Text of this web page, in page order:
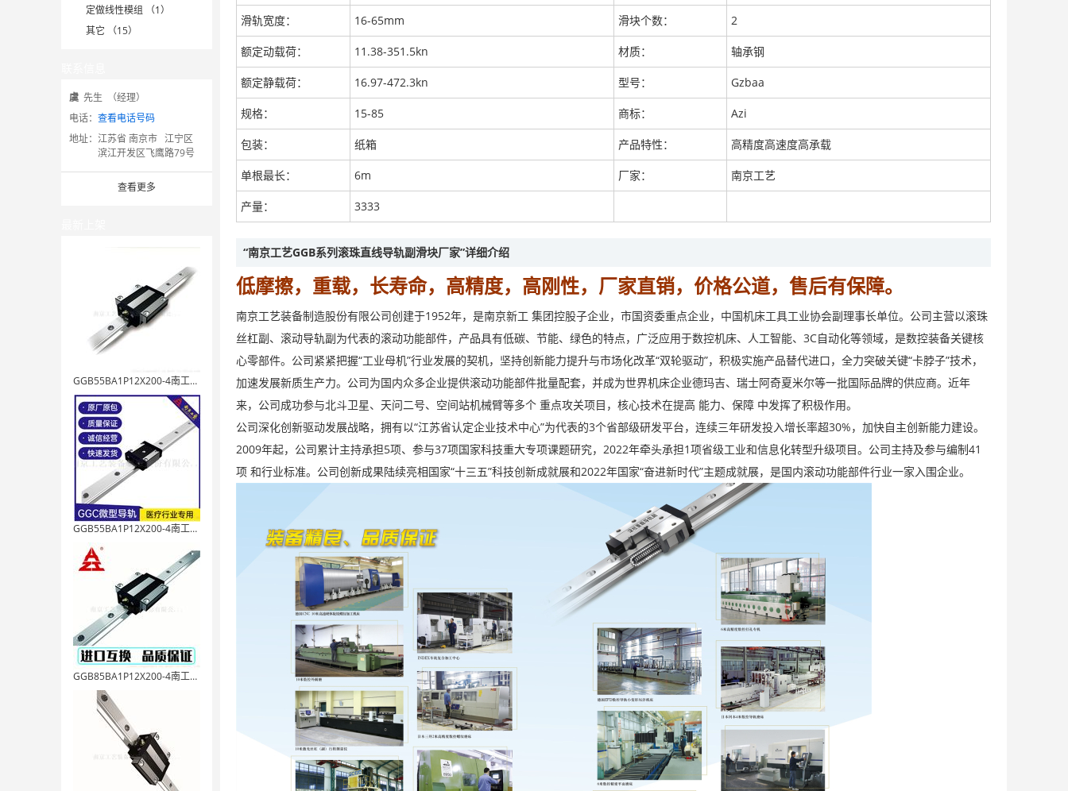
面议
注塑机滚珠丝杠全电国产现货
面议
定做线性模组 （1）
其它 （15）
虞 先生 （经理）
电话： 查看电话号码
地址： 江苏省 南京市 江宁区
滨江开发区飞鹰路79号
查看更多
GGB55BA1P12X200-4南工艺配件
GGB55BA1P12X200-4南工艺机械件
GGB85BA1P12X200-4南工艺铜质
滑轨宽度： 16-65mm 滑块个数： 2
额定动载荷： 11.38-351.5kn 材质： 轴承钢
额定静载荷： 16.97-472.3kn 型号： Gzbaa
规格： 15-85 商标： Azi
包装： 纸箱 产品特性： 高精度高速度高承载
单根最长： 6m 厂家： 南京工艺
产量： 3333
“南京工艺GGB系列滚珠直线导轨副滑块厂家”详细介绍
低摩擦，重载，长寿命，高精度，高刚性，厂家直销，价格公道，售后有保障。
南京工艺装备制造股份有限公司创建于1952年，是南京新工 集团控股子企业，市国资委重点企业，中国机床工具工业协会副理事长单位。公司主营以滚珠
丝杠副、滚动导轨副为代表的滚动功能部件，产品具有低碳、节能、绿色的特点，广泛应用于数控机床、人工智能、3C自动化等领域，是数控装备关键核
心零部件。公司紧紧把握“工业母机”行业发展的契机，坚持创新能力提升与市场化改革“双轮驱动”，积极实施产品替代进口，全力突破关键“卡脖子”技术，
加速发展新质生产力。公司为国内众多企业提供滚动功能部件批量配套，并成为世界机床企业德玛吉、瑞士阿奇夏米尔等一批国际品牌的供应商。近年
来，公司成功参与北斗卫星、天问二号、空间站机械臂等多个 重点攻关项目，核心技术在提高 能力、保障 中发挥了积极作用。
公司深化创新驱动发展战略，拥有以“江苏省认定企业技术中心”为代表的3个省部级研发平台，连续三年研发投入增长率超30%，加快自主创新能力建设。
2009年起，公司累计主持承担5项、参与37项国家科技重大专项课题研究，2022年牵头承担1项省级工业和信息化转型升级项目。公司主持及参与编制41
项 和行业标准。公司创新成果陆续亮相国家“十三五”科技创新成就展和2022年国家“奋进新时代”主题成就展，是国内滚动功能部件行业一家入围企业。